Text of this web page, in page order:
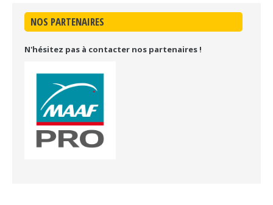
NOS PARTENAIRES
N'hésitez pas à contacter nos partenaires !